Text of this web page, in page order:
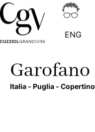
ENG
Garofano
Italia - Puglia - Copertino